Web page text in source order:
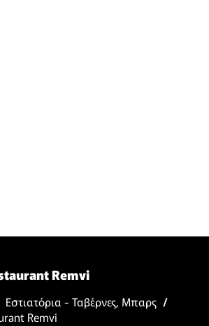
Remvi
Εστιατόρια - Ταβέρνες, Μπαρς /
Remvi